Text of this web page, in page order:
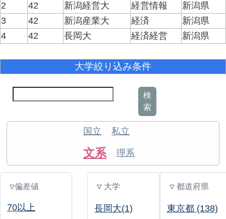
2
42 新潟経営大 経営情報
新潟県
3
42 新潟産業大 経済
新潟県
4
42 長岡大 経済経営 新潟県
大学絞り込み条件
検
索
国立 私立
文系 理系
▽偏差値
70以上
▽ 大学
長岡大(1)
▽ 都道府県
東京都 (138)